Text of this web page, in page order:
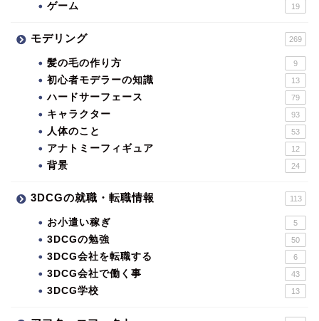
ゲーム 19
モデリング 269
髪の毛の作り方 9
初心者モデラーの知識 13
ハードサーフェース 79
キャラクター 93
人体のこと 53
アナトミーフィギュア 12
背景 24
3DCGの就職・転職情報 113
お小遣い稼ぎ 5
3DCGの勉強 50
3DCG会社を転職する 6
3DCG会社で働く事 43
3DCG学校 13